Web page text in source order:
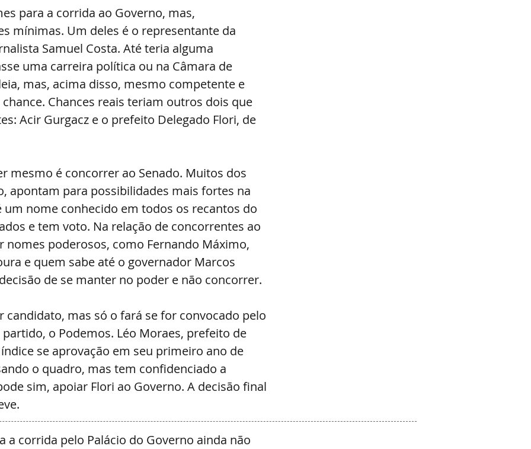
para a corrida ao Governo, mas,
mínimas. Um deles é o representante da
Samuel Costa. Até teria alguma
uma carreira política ou na Câmara de
mas, acima disso, mesmo competente e
Chances reais teriam outros dois que
Acir Gurgacz e o prefeito Delegado Flori, de
mesmo é concorrer ao Senado. Muitos dos
apontam para possibilidades mais fortes na
um nome conhecido em todos os recantos do
e tem voto. Na relação de concorrentes ao
nomes poderosos, como Fernando Máximo,
e quem sabe até o governador Marcos
de se manter no poder e não concorrer.
candidato, mas só o fará se for convocado pelo
o Podemos. Léo Moraes, prefeito de
se aprovação em seu primeiro ano de
o quadro, mas tem confidenciado a
sim, apoiar Flori ao Governo. A decisão final
a corrida pelo Palácio do Governo ainda não